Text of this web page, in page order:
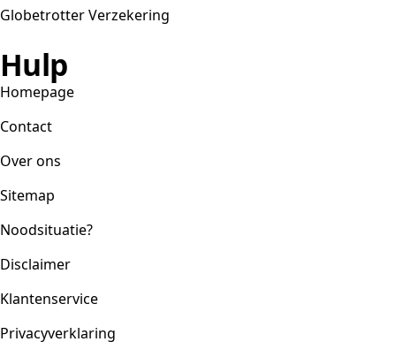
Globetrotter Verzekering
Hulp
Homepage
Contact
Over ons
Sitemap
Noodsituatie?
Disclaimer
Klantenservice
Privacyverklaring